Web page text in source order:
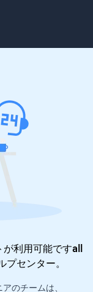
利用可能ですall
プセンター。
のチームは、